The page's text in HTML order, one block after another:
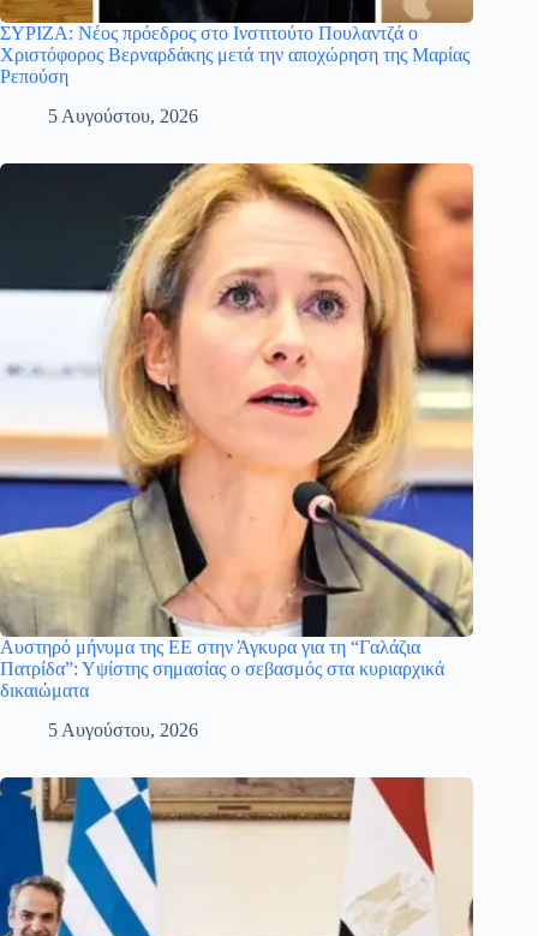
ΣΥΡΙΖΑ: Νέος πρόεδρος στο Ινστιτούτο Πουλαντζά ο
Χριστόφορος Βερναρδάκης μετά την αποχώρηση της Μαρίας
Ρεπούση
5 Αυγούστου, 2026
Αυστηρό μήνυμα της ΕΕ στην Άγκυρα για τη “Γαλάζια
Πατρίδα”: Υψίστης σημασίας ο σεβασμός στα κυριαρχικά
δικαιώματα
5 Αυγούστου, 2026